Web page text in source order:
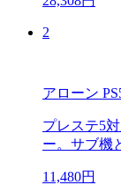
2
アローン
プレステ5
ー。サブ機
11,480円